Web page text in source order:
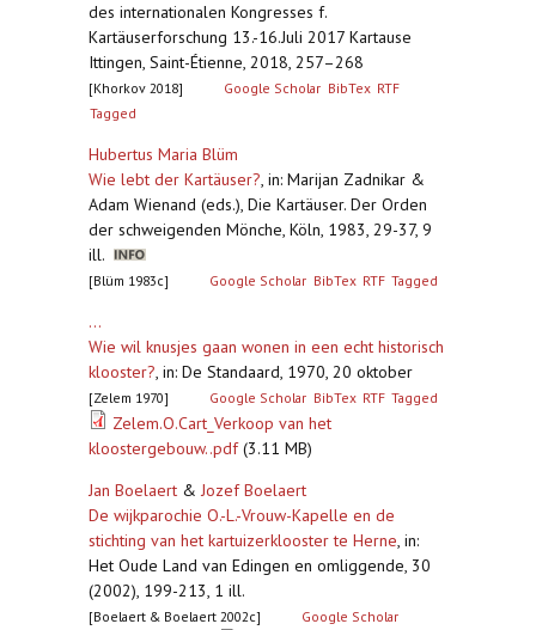
des internationalen Kongresses f.
Kartäuserforschung 13.-16.Juli 2017 Kartause
Ittingen, Saint-Étienne, 2018, 257–268
[Khorkov 2018] Google Scholar BibTex RTF
Tagged
Hubertus Maria Blüm
Wie lebt der Kartäuser?, in: Marijan Zadnikar &
Adam Wienand (eds.), Die Kartäuser. Der Orden
der schweigenden Mönche, Köln, 1983, 29-37, 9
ill.
[Blüm 1983c] Google Scholar BibTex RTF Tagged
...
Wie wil knusjes gaan wonen in een echt historisch
klooster?, in: De Standaard, 1970, 20 oktober
[Zelem 1970] Google Scholar BibTex RTF Tagged
Zelem.O.Cart_Verkoop van het
kloostergebouw..pdf(3.11 MB)
Jan Boelaert & Jozef Boelaert
De wijkparochie O.-L.-Vrouw-Kapelle en de
stichting van het kartuizerklooster te Herne, in:
Het Oude Land van Edingen en omliggende, 30
(2002), 199-213, 1 ill.
[Boelaert & Boelaert 2002c]
Google Scholar